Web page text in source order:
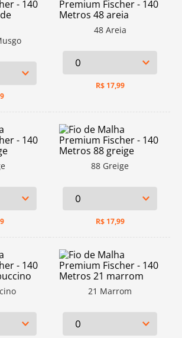
48 Areia
R$ 17,99
88 Greige
R$ 17,99
21 Marrom